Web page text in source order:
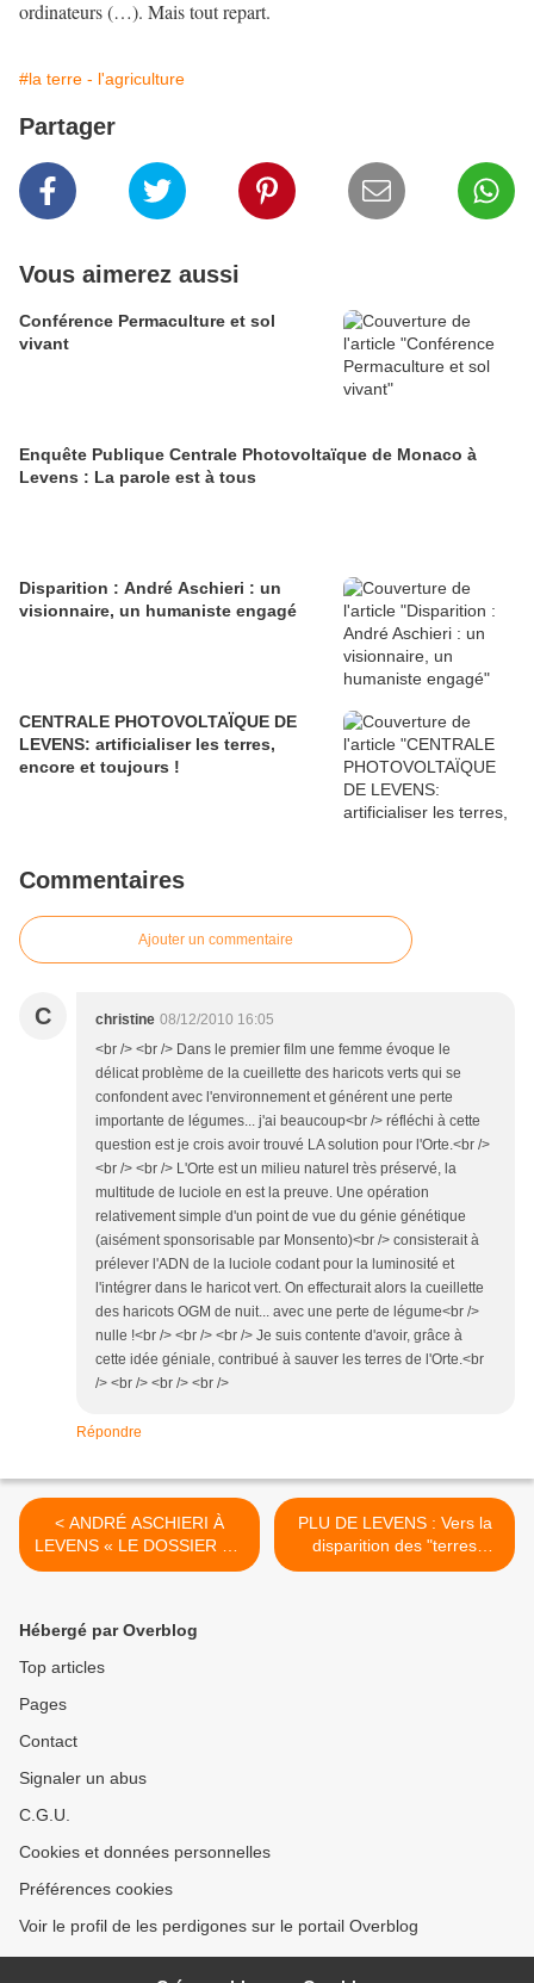
ordinateurs (…). Mais tout repart.
#la terre - l'agriculture
Partager
Vous aimerez aussi
Conférence Permaculture et sol
vivant
Enquête Publique Centrale Photovoltaïque de Monaco à
Levens : La parole est à tous
Disparition : André Aschieri : un
visionnaire, un humaniste engagé
CENTRALE PHOTOVOLTAÏQUE DE
LEVENS: artificialiser les terres,
encore et toujours !
Commentaires
Ajouter un commentaire
C christine 08/12/2010 16:05
<br /> <br /> Dans le premier film une femme évoque le
délicat problème de la cueillette des haricots verts qui se
confondent avec l'environnement et générent une perte
importante de légumes... j'ai beaucoup<br /> réfléchi à cette
question est je crois avoir trouvé LA solution pour l'Orte.<br />
<br /> <br /> L'Orte est un milieu naturel très préservé, la
multitude de luciole en est la preuve. Une opération
relativement simple d'un point de vue du génie génétique
(aisément sponsorisable par Monsento)<br /> consisterait à
prélever l'ADN de la luciole codant pour la luminosité et
l'intégrer dans le haricot vert. On effecturait alors la cueillette
des haricots OGM de nuit... avec une perte de légume<br />
nulle !<br /> <br /> <br /> Je suis contente d'avoir, grâce à
cette idée géniale, contribué à sauver les terres de l'Orte.<br
/> <br /> <br /> <br />
Répondre
< ANDRÉ ASCHIERI À
LEVENS « LE DOSSIER DE
L’ORTE POSE PROBLÈME
PLU DE LEVENS : Vers la
disparition des "terres
arables" >
Hébergé par Overblog
Top articles
Pages
Contact
Signaler un abus
C.G.U.
Cookies et données personnelles
Préférences cookies
Voir le profil de les perdigones sur le portail Overblog